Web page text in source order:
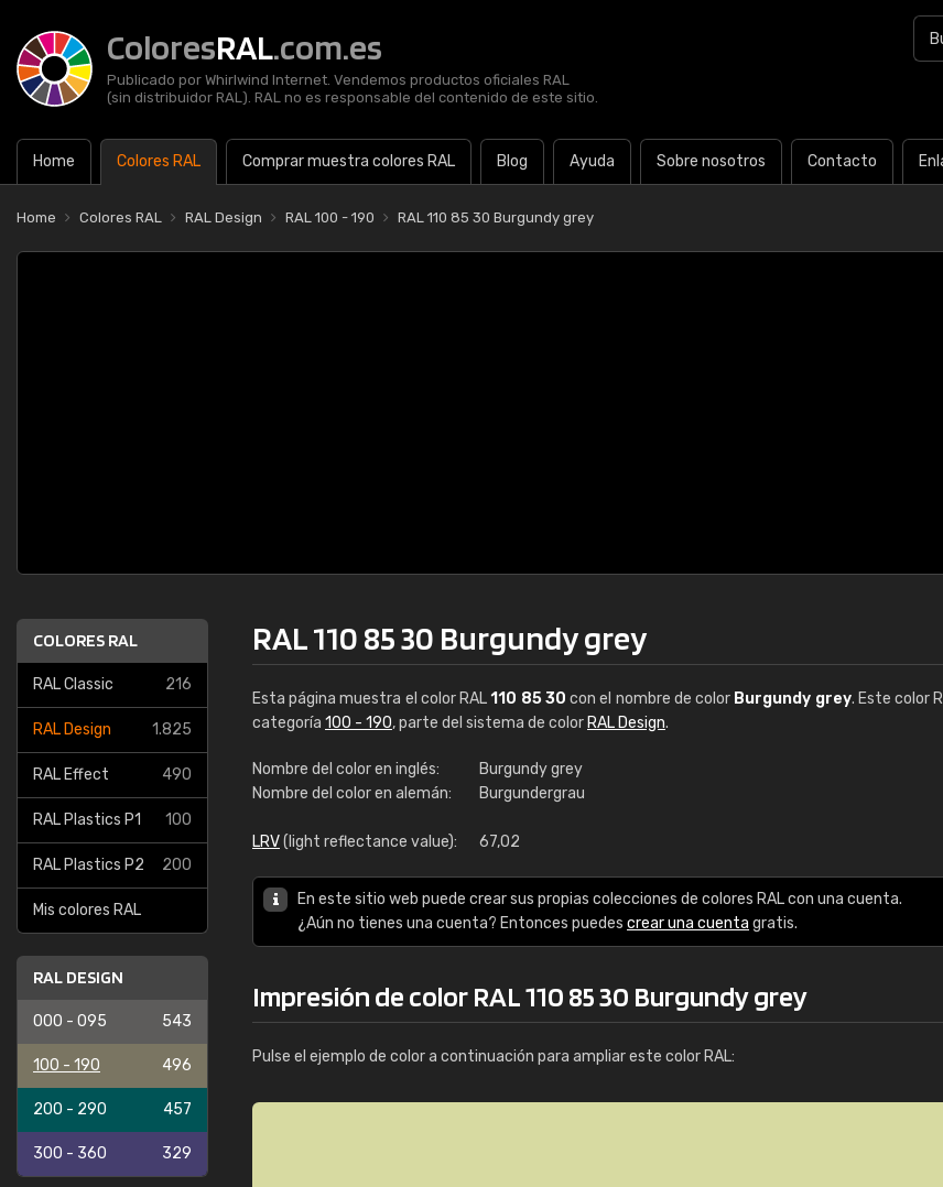
ColoresRAL.com.es
Publicado por Whirlwind Internet. Vendemos productos oficiales RAL
(sin distribuidor RAL). RAL no es responsable del contenido de este sitio.
Home Colores RAL Comprar muestra colores RAL Blog Ayuda Sobre nosotros Contacto
Home Colores RAL RAL Design RAL 100 - 190 RAL 110 85 30 Burgundy grey
COLORES RAL
RAL Classic 216
RAL Design 1.825
RAL Effect 490
RAL Plastics P1 100
RAL Plastics P2 200
Mis colores RAL
RAL DESIGN
000 - 095 543
100 - 190 496
200 - 290 457
300 - 360 329
RAL 110 85 30 Burgundy grey
Esta página muestra el color RAL110 85 30 con el nombre de color Burgundy grey. Este color
categoría 100 - 190, parte del sistema de color RAL Design.
Nombre del color en inglés:
Burgundy grey
Nombre del color en alemán:
Burgundergrau
LRV(light reflectance value): 67,02
En este sitio web puede crear sus propias colecciones de colores RAL con una cuenta.
¿Aún no tienes una cuenta? Entonces puedes crear una cuenta gratis.
Impresión de color RAL 110 85 30 Burgundy grey
Pulse el ejemplo de color a continuación para ampliar este color RAL:
RAL K7 a base